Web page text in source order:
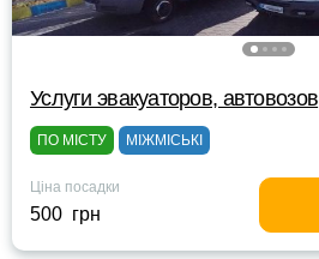
Услуги эвакуаторов, автовозов
ПО МІСТУ МІЖМІСЬКІ
Ціна посадки
500 грн